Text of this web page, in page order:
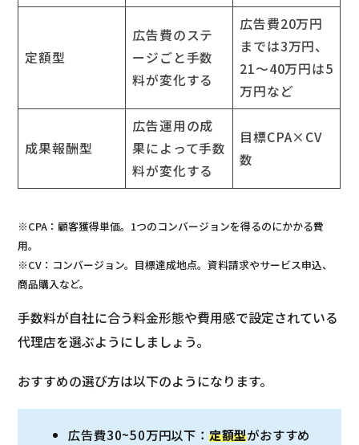
定額型
広告費のステ
ージごと手数
料が変化する
広告費20万円
までは3万円、
21～40万円は5
万円など
成果報酬型
広告運用の成
果によって手数
料が変化する
目標CPA×CV
数
※CPA：顧客獲得単価。1つのコンバージョンを得るのにかかる費
用。
※CV：コンバージョン。目標達成地点。資料請求やサービス申込、
商品購入など。
手数料が自社に合う料金形態や費用感で設定されている
代理店を選ぶようにしましょう。
おすすめの選び方は以下のようになります。
広告費30~50万円以下： 定額型がおすすめ